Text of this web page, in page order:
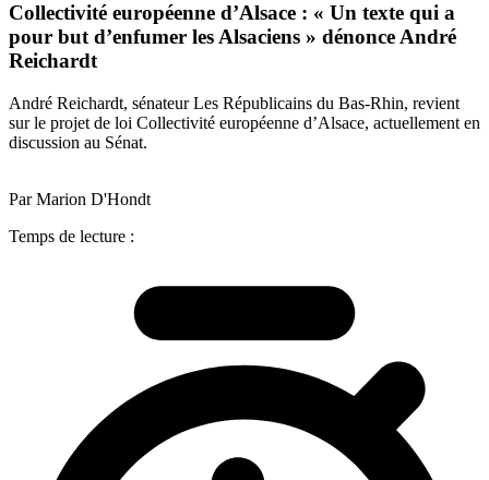
Collectivité européenne d’Alsace : « Un texte qui a
pour but d’enfumer les Alsaciens » dénonce André
Reichardt
André Reichardt, sénateur Les Républicains du Bas-Rhin, revient
sur le projet de loi Collectivité européenne d’Alsace, actuellement en
discussion au Sénat.
Par Marion D'Hondt
Temps de lecture :